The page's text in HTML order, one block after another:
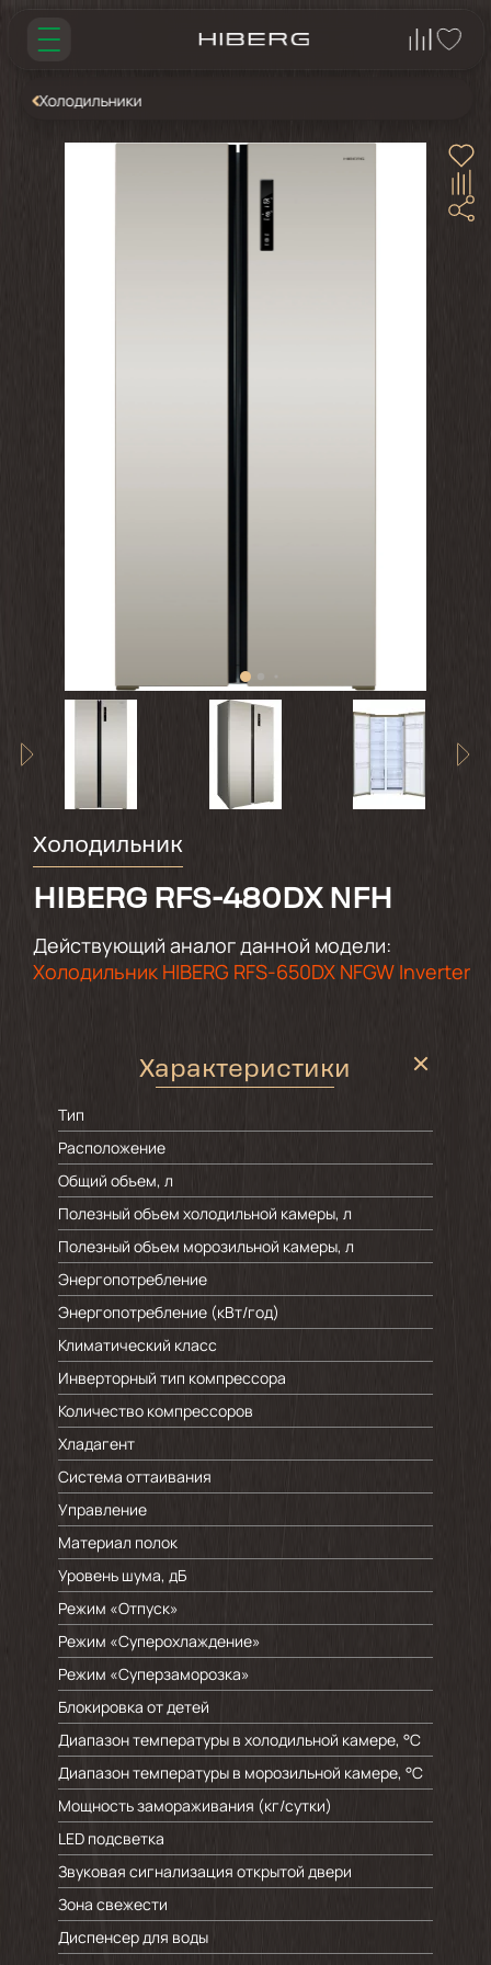
Холодильники
Холодильник
HIBERG RFS-480DX NFH
Действующий аналог данной модели:
Холодильник HIBERG RFS-650DX NFGW Inverter
Характеристики
Тип
Расположение
Общий объем, л
Полезный объем холодильной камеры, л
Полезный объем морозильной камеры, л
Энергопотребление
Энергопотребление (кВт/год)
Климатический класс
Инверторный тип компрессора
Количество компрессоров
Хладагент
Система оттаивания
Управление
Материал полок
Уровень шума, дБ
Режим «Отпуск»
Режим «Суперохлаждение»
Режим «Суперзаморозка»
Блокировка от детей
Диапазон температуры в холодильной камере, °C
Диапазон температуры в морозильной камере, °C
Мощность замораживания (кг/cутки)
LED подсветка
Звуковая сигнализация открытой двери
Зона свежести
Диспенсер для воды